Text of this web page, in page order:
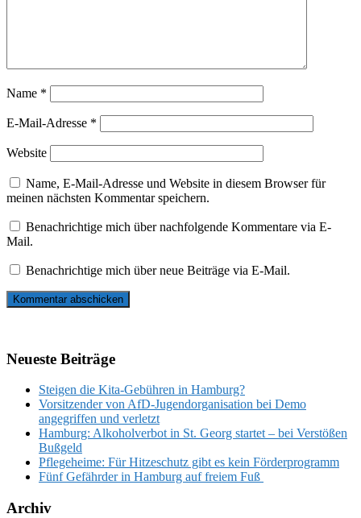
Name *
E-Mail-Adresse *
Website
Name, E-Mail-Adresse und Website in diesem Browser für
meinen nächsten Kommentar speichern.
Benachrichtige mich über nachfolgende Kommentare via E-
Mail.
Benachrichtige mich über neue Beiträge via E-Mail.
Neueste Beiträge
Steigen die Kita-Gebühren in Hamburg?
Vorsitzender von AfD-Jugendorganisation bei Demo
angegriffen und verletzt
Hamburg: Alkoholverbot in St. Georg startet – bei Verstößen
Bußgeld
Pflegeheime: Für Hitzeschutz gibt es kein Förderprogramm
Fünf Gefährder in Hamburg auf freiem Fuß
Archiv